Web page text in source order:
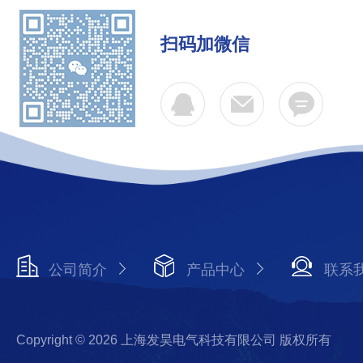
扫码加微信
公司简介 产品中心 联系
Copyright © 2026 上海发昊电气科技有限公司 版权所有